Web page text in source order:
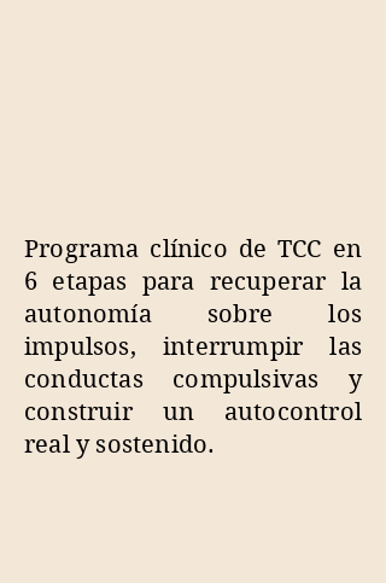
Programa clínico de TCC en
6 etapas para recuperar la
autonomía sobre los
impulsos, interrumpir las
conductas compulsivas y
construir un autocontrol
real y sostenido.